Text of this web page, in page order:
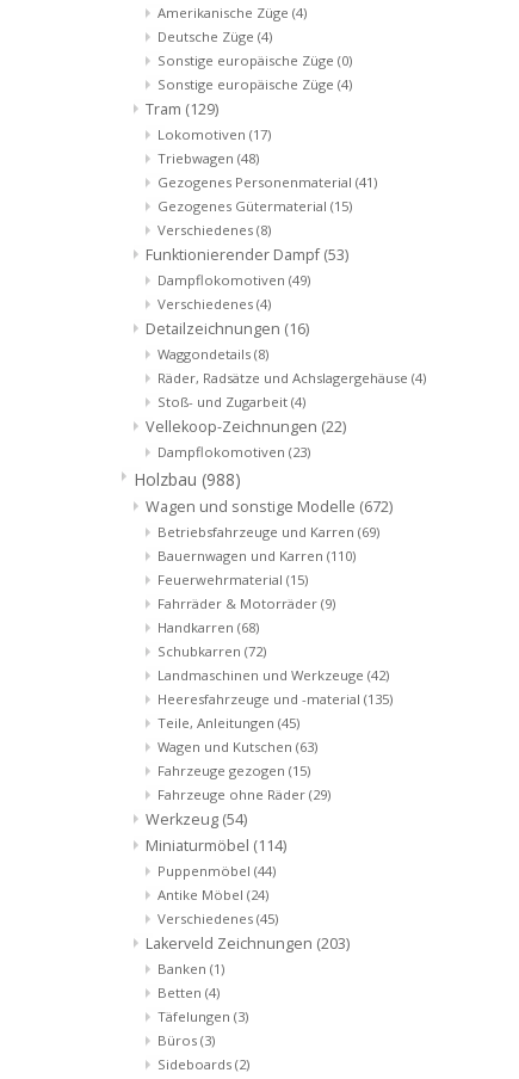
Amerikanische Züge (4)
Deutsche Züge (4)
Sonstige europäische Züge (0)
Sonstige europäische Züge (4)
Tram (129)
Lokomotiven (17)
Triebwagen (48)
Gezogenes Personenmaterial (41)
Gezogenes Gütermaterial (15)
Verschiedenes (8)
Funktionierender Dampf(53)
Dampflokomotiven (49)
Verschiedenes (4)
Detailzeichnungen (16)
Waggondetails (8)
Räder, Radsätze und Achslagergehäuse (4)
Stoß- und Zugarbeit (4)
Vellekoop-Zeichnungen (22)
Dampflokomotiven (23)
Holzbau (988)
Wagen und sonstige Modelle (672)
Betriebsfahrzeuge und Karren (69)
Bauernwagen und Karren (110)
Feuerwehrmaterial (15)
Fahrräder & Motorräder (9)
Handkarren (68)
Schubkarren (72)
Landmaschinen und Werkzeuge (42)
Heeresfahrzeuge und -material (135)
Teile, Anleitungen (45)
Wagen und Kutschen (63)
Fahrzeuge gezogen (15)
Fahrzeuge ohne Räder (29)
Werkzeug (54)
Miniaturmöbel (114)
Puppenmöbel (44)
Antike Möbel (24)
Verschiedenes (45)
Lakerveld Zeichnungen (203)
Banken (1)
Betten (4)
Täfelungen (3)
Büros (3)
Sideboards (2)